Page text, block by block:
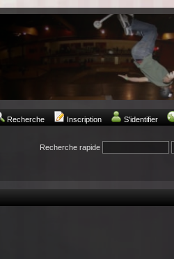
Recherche Inscription S'identifier
Recherche rapide